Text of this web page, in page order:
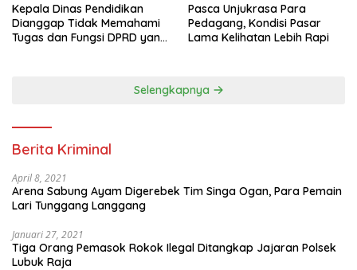
Kepala Dinas Pendidikan
Dianggap Tidak Memahami
Tugas dan Fungsi DPRD yang
Pasca Unjukrasa Para
Pedagang, Kondisi Pasar
Lama Kelihatan Lebih Rapi
Selengkapnya
Berita Kriminal
April 8, 2021
Arena Sabung Ayam Digerebek Tim Singa Ogan, Para Pemain
Lari Tunggang Langgang
Januari 27, 2021
Tiga Orang Pemasok Rokok Ilegal Ditangkap Jajaran Polsek
Lubuk Raja